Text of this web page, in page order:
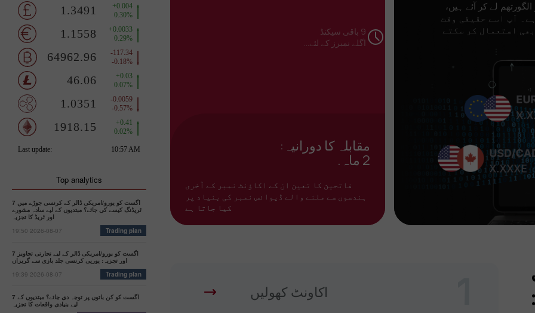
لے کر آئے ہیں،
ہے۔ آپ اسے حقیقی وقت
استعمال کر سکتے
8 باقی سیکنڈ
اگلے نمبرز کے لئے...
مقابلہ کا دورانیہ:
2 ماہ.
فاتحین کا تعین ان کے اکاؤنٹ نمبر کے آخری
ہندسوں سے ملنے والے ڈیوائس نمبر کی بنیاد پر
کیا جاتا ہے
اکاونٹ کھولیں
Top analytics
7 اگست کو یورو/امریکی ڈالر کے کرنسی جوڑے میں
ٹریڈنگ کیسے کی جائے؟ مبتدیوں کے لیے سادہ مشورے
اور ٹریڈ کا تجزیہ
19:50 2026-08-07
Trading plan
7 اگست کو یورو/امریکی ڈالر کے لیے تجارتی تجاویز
اور تجزیہ: یورپی کرنسی جلد بازی سے گریزاں
19:39 2026-08-07
Trading plan
7 اگست کو کن باتوں پر توجہ دی جائے؟ مبتدیوں کے
لیے بنیادی واقعات کا تجزیہ